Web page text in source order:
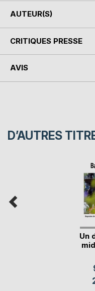
AUTEUR(S)
CRITIQUES PRESSE
AVIS
D’AUTRES
Un